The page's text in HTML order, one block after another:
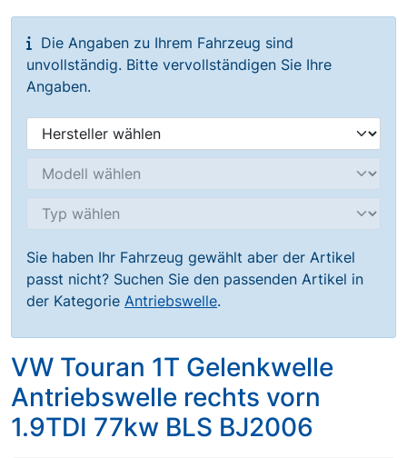
Die Angaben zu Ihrem Fahrzeug sind
unvollständig. Bitte vervollständigen Sie Ihre
Angaben.
Sie haben Ihr Fahrzeug gewählt aber der Artikel
passt nicht? Suchen Sie den passenden Artikel in
der Kategorie Antriebswelle.
VW Touran 1T Gelenkwelle
Antriebswelle rechts vorn
1.9TDI 77kw BLS BJ2006